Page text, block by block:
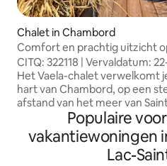
Chalet in Chambord
Comfort en prachtig uitzicht
meer | Vaela
CITQ: 322118 | Vervaldatum:
Het Vaela-chalet verwelkomt
hart van Chambord, op een
afstand van het meer van
een rustige omgeving
natuur. Met zijn warme sfeer en
doordacht ontworpen
perfecte plek om te
Populaire
vakantiewoningen
Lac-